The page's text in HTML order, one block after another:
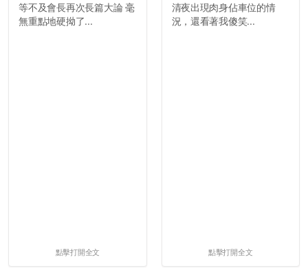
等不及會長再次長篇大論 毫
無重點地硬拗了...
點擊打開全文
清夜出現肉身佔車位的情
況，還看著我傻笑...
點擊打開全文